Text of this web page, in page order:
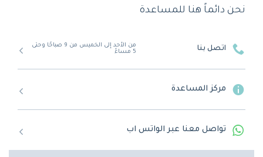
نحن دائماً هنا للمساعدة
اتصل بنا
من الأحد إلى الخميس من 9 صباحًا وحتى
5 مساءً
مركز المساعدة
تواصل معنا عبر الواتس اب